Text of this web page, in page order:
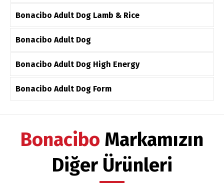
Bonacibo Adult Dog Lamb & Rice
Bonacibo Adult Dog
Bonacibo Adult Dog High Energy
Bonacibo Adult Dog Form
Bonacibo Markamızın
Diğer Ürünleri